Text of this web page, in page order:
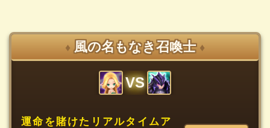
♦ 風の名もなき召喚士 ♦
VS
運命を賭けたリアルタイムア